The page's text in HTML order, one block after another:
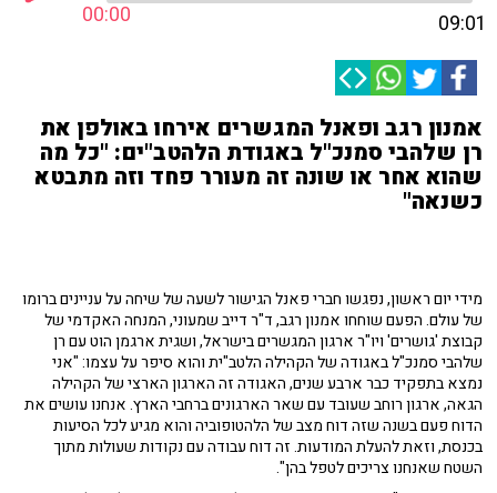
00:00 09:01
אמנון רגב ופאנל המגשרים אירחו באולפן את
רן שלהבי סמנכ"ל באגודת הלהטב"ים: "כל מה
שהוא אחר או שונה זה מעורר פחד וזה מתבטא
כשנאה"
מידי יום ראשון, נפגשו חברי פאנל הגישור לשעה של שיחה על עניינים ברומו
של עולם. הפעם שוחחו אמנון רגב, ד"ר דייב שמעוני, המנחה האקדמי של
קבוצת 'גושרים' ויו"ר ארגון המגשרים בישראל, ושגית ארגמן הוט עם רן
שלהבי סמנכ"ל באגודה של הקהילה הלטב"ית והוא סיפר על עצמו: "אני
נמצא בתפקיד כבר ארבע שנים, האגודה זה הארגון הארצי של הקהילה
הגאה, ארגון רוחב שעובד עם שאר הארגונים ברחבי הארץ. אנחנו עושים את
הדוח פעם בשנה שזה דוח מצב של הלהטופוביה והוא מגיע לכל הסיעות
בכנסת, וזאת להעלת המודעות. זה דוח עבודה עם נקודות שעולות מתוך
השטח שאנחנו צריכים לטפל בהן".